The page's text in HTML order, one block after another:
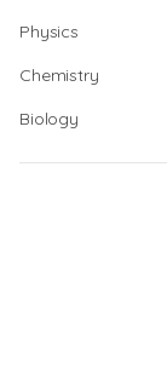
Physics
Chemistry
Biology